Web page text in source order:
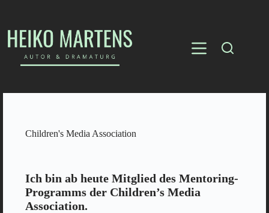
Children's Media Association
Ich bin ab heute Mitglied des Mentoring-
Programms der Children’s Media
Association.